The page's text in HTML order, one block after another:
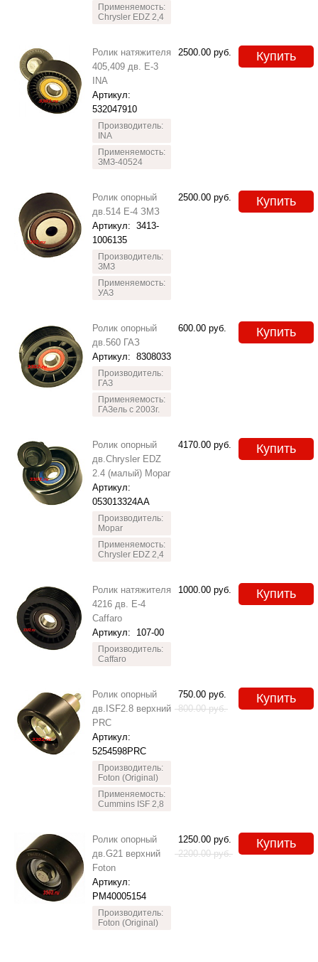
Применяемость:
Chrysler EDZ 2,4
Ролик натяжителя
405,409 дв. Е-3
INA
Артикул:
532047910
Производитель:
INA
Применяемость:
ЗМЗ-40524
2500.00 руб. Купить
Ролик опорный
дв.514 Е-4 ЗМЗ
Артикул: 3413-
1006135
Производитель:
ЗМЗ
Применяемость:
УАЗ
2500.00 руб. Купить
Ролик опорный
дв.560 ГАЗ
Артикул: 8308033
Производитель:
ГАЗ
Применяемость:
ГАЗель с 2003г.
600.00 руб. Купить
Ролик опорный
дв.Chrysler EDZ
2.4 (малый) Mopar
Артикул:
053013324AA
Производитель:
Mopar
Применяемость:
Chrysler EDZ 2,4
4170.00 руб. Купить
Ролик натяжителя
4216 дв. Е-4
Caffaro
Артикул: 107-00
Производитель:
Caffaro
1000.00 руб. Купить
Ролик опорный
дв.ISF2.8 верхний
PRC
Артикул:
5254598PRC
Производитель:
Foton (Original)
Применяемость:
Cummins ISF 2,8
750.00 руб.
800.00 руб.
Купить
Ролик опорный
дв.G21 верхний
Foton
Артикул:
PM40005154
Производитель:
Foton (Original)
1250.00 руб.
2200.00 руб.
Купить